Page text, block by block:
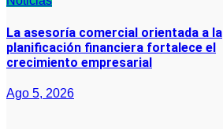
La asesoría comercial orientada a la
planificación financiera fortalece el
crecimiento empresarial
Ago 5, 2026